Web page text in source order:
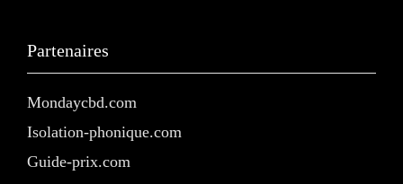
Partenaires
Mondaycbd.com
Isolation-phonique.com
Guide-prix.com